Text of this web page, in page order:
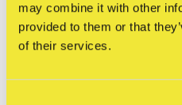
may combine it with other
provided to them or that
of their services.
Bio Editions
Show zine